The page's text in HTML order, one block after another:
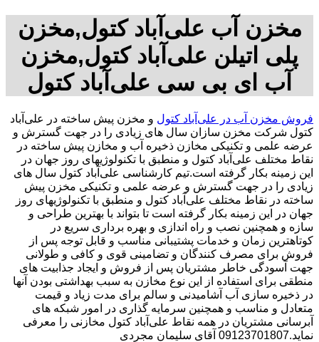
مخزن آب علی‌آباد کتول,مخزن
پلی اتیلن علی‌آباد کتول,مخزن
آب ای بی سی علی‌آباد کتول
فروش مخزن آب در علی‌آباد کتول و مخزن پیش ساخته در علی‌آباد
کتول شرکت مخزن سازان سال های زیادی را در جهت گسترش و
عرضه علمی و تکنیکی مخازن ذخیره آب و مخازن پیش ساخته در
نقاط مختلف علی‌آباد کتول و منطبق با تکنولوژیهای روز جهان در
این زمینه بکار گرفته است.تیم کارشناسی علی‌آباد کتول سال های
زیادی را در جهت گسترش و عرضه علمی و تکنیکی مخزن پیش
ساخته در نقاط مختلف علی‌آباد کتول و منطبق با تکنولوژیهای روز
جهان در این زمینه بکار گرفته است تا بتواند با بهترین طراحی و
سازه و همچنین نصب و راه اندازی و بهره برداری سریع در
کوتاهترین زمان و خدمات پشتیبانی مناسب و قابل توجه پس از
فروش برای مصرف کنندگان و تضامینی قوی و کافی و طولانی
جهت آسودگی خاطر مشتریان پس از فروش و ایجاد جذابیت های
منطقی برای استفاده از این نوع مخازن به سبب بهداشتی بودن آنها
در ذخیره سازی آب آشامیدنی و سالم برای مدت زیاد و قیمت
متعادل و مناسب و همچنین سرمایه گذاری در امور شبکه های
آبرسانی مشتریان در همه نقاط علی‌آباد کتول مخازنی را معرفی
نماید.09123701807 آقای سلیمان مجردی